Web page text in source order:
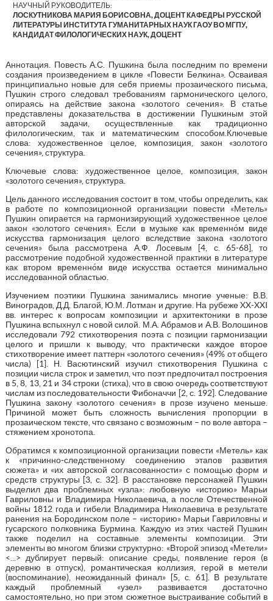
НАУЧНЫЙ РУКОВОДИТЕЛЬ:
ЛОСКУТНИКОВА МАРИЯ БОРИСОВНА, ДОЦЕНТ КАФЕДРЫ РУССКОЙ
ЛИТЕРАТУРЫ ИНСТИТУТА ГУМАНИТАРНЫХ НАУК ГАОУ ВО МГПУ,
КАНДИДАТ ФИЛОЛОГИЧЕСКИХ НАУК, ДОЦЕНТ
Аннотация. Повесть А.С. Пушкина была последним по времени
создания произведением в цикле «Повести Белкина». Осваивая
принципиально новые для себя приемы прозаического письма,
Пушкин строго следовал требованиям гармонического целого,
опираясь на действие закона «золотого сечения». В статье
представлены доказательства в достижении Пушкиным этой
авторской задачи, осуществленные как традиционно
филологическим, так и математическим способом.Ключевые
слова: художественное целое, композиция, закон «золотого
сечения», структура.
Ключевые слова: художественное целое, композиция, закон
«золотого сечения», структура.
Цель данного исследования состоит в том, чтобы определить, как
в работе по композиционной организации повести «Метель»
Пушкин опирается на гармонизирующий художественное целое
закон «золотого сечения». Если в музыке как временно́м виде
искусства гармонизация целого вследствие закона «золотого
сечения» была рассмотрена А.Ф. Лосевым [4, с. 65-68], то
рассмотрение подобной художественной практики в литературе
как втором временно́м виде искусства остается минимально
исследованной областью.
Изучением поэтики Пушкина занимались многие ученые: В.В.
Виноградов, Д.Д. Благой, Ю.М. Лотман и другие. На рубеже XX-XXI
вв. интерес к вопросам композиции и архитектоники в прозе
Пушкина вспыхнул с новой силой. М.А. Абрамов и А.В. Волошинов
исследовали 792 стихотворения поэта с позиции гармонизации
целого и пришли к выводу, что практически каждое второе
стихотворение имеет паттерн «золотого сечения» (49% от общего
числа) [1]. Н. Васютинский изучил стихотворения Пушкина с
позиции числа строк и заметил, что поэт предпочитал построения
в 5, 8, 13, 21 и 34 строки (стиха), что в свою очередь соответствуют
числам из последовательности Фибоначчи [2, с. 192]. Следование
Пушкина закону «золотого сечения» в прозе изучено меньше.
Причиной может быть сложность вычисления пропорции в
прозаическом тексте, что связано с возможным – по воле автора –
стяжением хронотопа.
Обратимся к композиционной организации повести «Метель» как
к «причинно-следственному соединению этапов развития
сюжета» и «их авторской согласованности» с помощью форм и
средств структуры [3, с. 32]. В расстановке персонажей Пушкин
выделил два проблемных «узла»: любовную «историю» Марьи
Гавриловны и Владимира Николаевича, а после Отечественной
войны 1812 года и гибели Владимира Николаевича в результате
ранения на Бородинском поле – «историю» Марьи Гавриловны и
гусарского полковника Бурмина. Каждую из этих частей Пушкин
также поделил на составные элементы композиции. Эти
элементы во многом близки структурно: «Второй эпизод «Метели»
<...> дублирует первый: описание среды, появление героя (в
деревню в отпуск), романтическая коллизия, герой в метели
(воспоминание), неожиданный финал» [5, с. 61]. В результате
каждый проблемный «узел» развивается достаточно
самостоятельно, но при этом сюжетное выстраивание событий в